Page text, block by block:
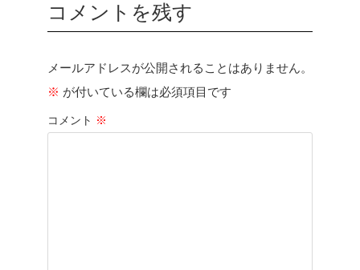
コメントを残す
メールアドレスが公開されることはありません。
※ が付いている欄は必須項目です
コメント ※